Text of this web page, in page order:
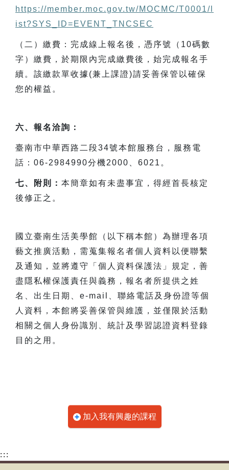
https://member.moc.gov.tw/MOCMC/T0001/l
ist?SYS_ID=EVENT_TNCSEC
（二）繳費：完成線上報名後，憑序號（10碼數
字）繳費，於期限內完成繳費後，始完成報名手
續。該繳款單收據(兼上課證)請妥善保管以確保
您的權益。
六、報名洽詢：
臺南市中華西路二段34號本館服務台，服務電
話：06-2984990分機2000、6021。
七、附則： 本簡章如有未盡事宜，得經首長核定
後修正之。
國立臺南生活美學館（以下稱本館）為辦理各項
藝文推廣活動，需蒐集報名者個人資料以便聯繫
及通知，並將遵守「個人資料保護法」規定，善
盡隱私權保護責任與義務，報名者所提供之姓
名、出生日期、e-mail、聯絡電話及身份證等個
人資料，本館將妥善保管與維護，並僅限於活動
相關之個人身份識別、統計及學習認證資料登錄
目的之用。
加入我有興趣的課程
:::